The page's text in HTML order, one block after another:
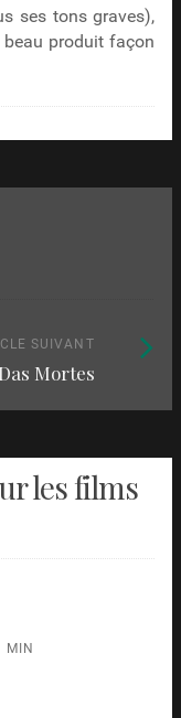
ses tons graves),
produit façon
SUIVANT
Mortes
Article
les films
MIN